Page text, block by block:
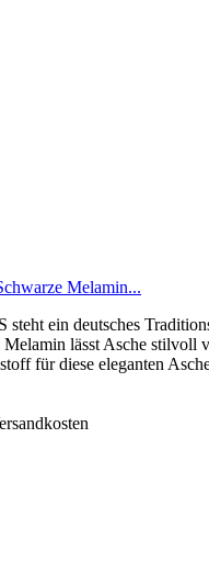
Melamin...
ein deutsches
lässt Asche stilvoll
für diese eleganten